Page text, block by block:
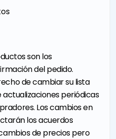
son los
del pedido.
de cambiar su lista
periódicas
Los cambios en
los acuerdos
de precios pero